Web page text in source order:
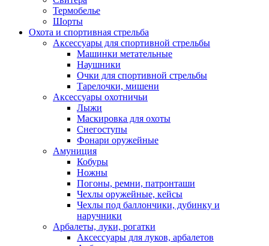
Термобелье
Шорты
Охота и спортивная стрельба
Аксессуары для спортивной стрельбы
Машинки метательные
Наушники
Очки для спортивной стрельбы
Тарелочки, мишени
Аксессуары охотничьи
Лыжи
Маскировка для охоты
Снегоступы
Фонари оружейные
Амуниция
Кобуры
Ножны
Погоны, ремни, патронташи
Чехлы оружейные, кейсы
Чехлы под баллончики, дубинку и
наручники
Арбалеты, луки, рогатки
Аксессуары для луков, арбалетов